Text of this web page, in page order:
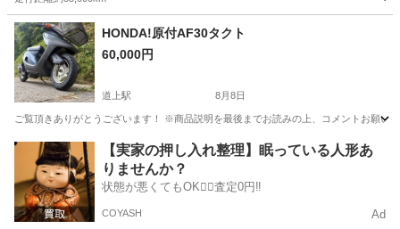
広島 広島市 市役所前駅 YZF
HONDA!原付AF30タクト
60,000円
道上駅 8月8日
ご覧頂きありがとうございます！ ※商品説明を最後までお読みの上、コメントお願
広島 福山市 道上駅 ホンダ 個人
【実家の押し入れ整理】眠っている人形あ
りませんか？
状態が悪くてもOK🙆‍♀️査定0円‼️
COYASH Ad